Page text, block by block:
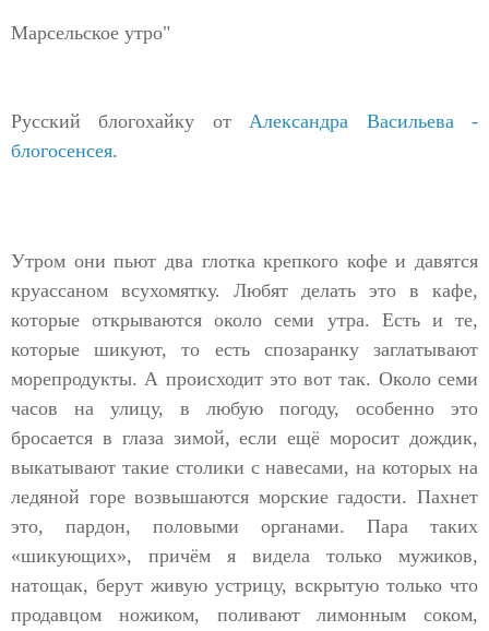
Марсельское утро"
Русский блогохайку от Александра Васильева -
блогосенсея.
Утром они пьют два глотка крепкого кофе и давятся
круассаном всухомятку. Любят делать это в кафе,
которые открываются около семи утра. Есть и те,
которые шикуют, то есть спозаранку заглатывают
морепродукты. А происходит это вот так. Около семи
часов на улицу, в любую погоду, особенно это
бросается в глаза зимой, если ещё моросит дождик,
выкатывают такие столики с навесами, на которых на
ледяной горе возвышаются морские гадости. Пахнет
это, пардон, половыми органами. Пара таких
«шикующих», причём я видела только мужиков,
натощак, берут живую устрицу, вскрытую только что
продавцом ножиком, поливают лимонным соком,